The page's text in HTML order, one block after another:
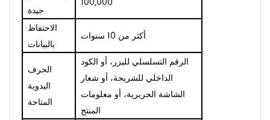
جيدة
الاحتفاظ
بالبيانات
أكثر من 10 سنوات
الحرف
اليدوية
المتاحة
الرقم التسلسلي لليزر، أو الكود
الداخلي للشريحة، أو شعار
الشاشة الحريرية، أو معلومات
المنتج